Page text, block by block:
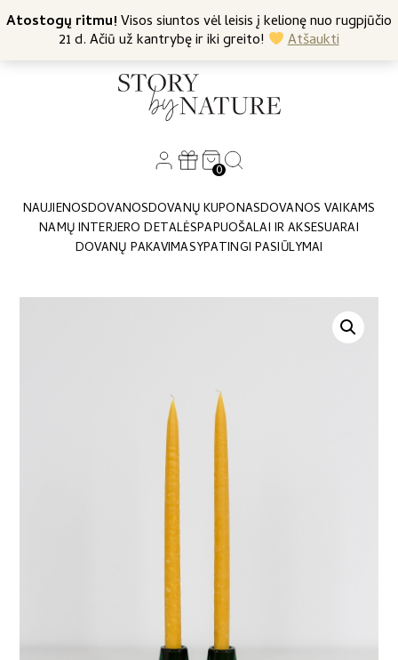
Atostogų ritmu!Visos siuntos vėl leisis į kelionę nuo rugpjūčio
21 d. Ačiū už kantrybę ir iki greito!
Atšaukti
Nemokamas siuntimas nuo 45 Eur +370 682 57369
0
NAUJIENOSDOVANOSDOVANŲ KUPONASDOVANOS VAIKAMS
NAMŲ INTERJERO DETALĖSPAPUOŠALAI IR AKSESUARAI
DOVANŲ PAKAVIMASYPATINGI PASIŪLYMAI